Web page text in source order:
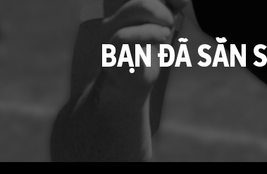
BẠN ĐÃ SẴN